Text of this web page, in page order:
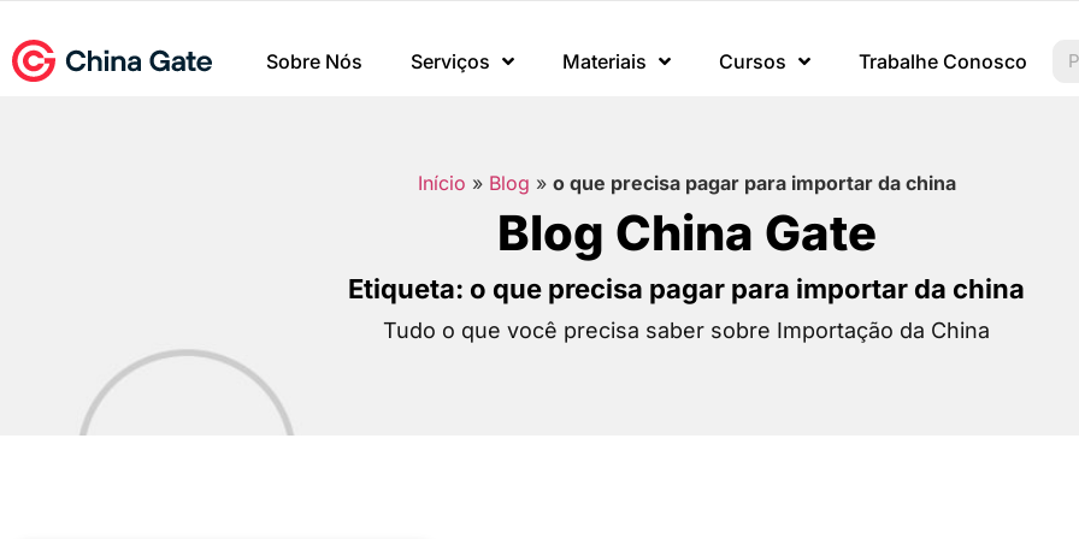
Sobre Nós Serviços Materiais Cursos Trabalhe Conosco
Início » Blog » o que precisa pagar para importar da china
Blog China Gate
Etiqueta: o que precisa pagar para importar da china
Tudo o que você precisa saber sobre Importação da China